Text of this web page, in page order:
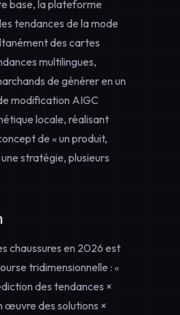
base, la plateforme
tendances de la mode
des cartes
multilingues,
de générer en un
modification AIGC
locale, réalisant
de « un produit,
stratégie, plusieurs
chaussures en 2026 est
tridimensionnelle : «
des tendances ×
œuvre des solutions ×